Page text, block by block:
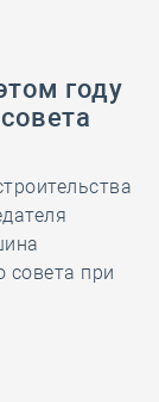
году
совета при